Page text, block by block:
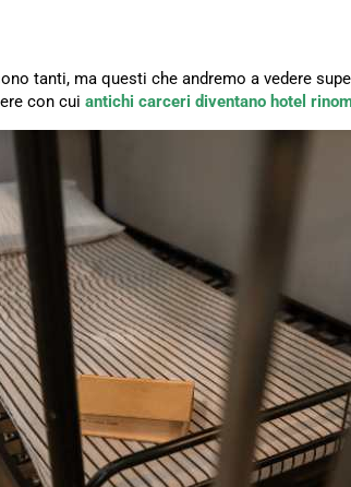
tanti, ma questi che andremo a vedere
con cui antichi carceri diventano hotel